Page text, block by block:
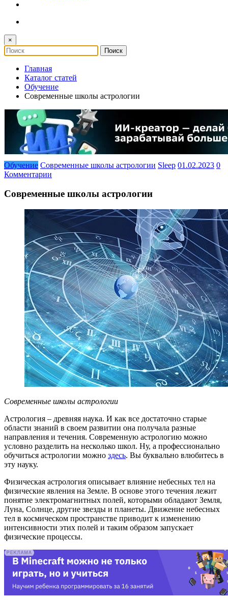
×
Главная
Каталог статей
Обучение
Современные школы астрологии
Обучение Современные школы астрологии Sleep 01.02.2023 0
Комментарии
Современные школы астрологии
Современные школы астрологии
Астрология – древняя наука. И как все достаточно старые
области знаний в своем развитии она получала разные
направления и течения. Современную астрологию можно
условно разделить на несколько школ. Ну, а профессионально
обучиться астрологии можно здесь. Вы буквально влюбитесь в
эту науку.
Физическая астрология описывает влияние небесных тел на
физические явления на Земле. В основе этого течения лежит
понятие электромагнитных полей, которыми обладают Земля,
Луна, Солнце, другие звезды и планеты. Движение небесных
тел в космическом пространстве приводит к изменению
интенсивности этих полей и таким образом запускает
физические процессы.